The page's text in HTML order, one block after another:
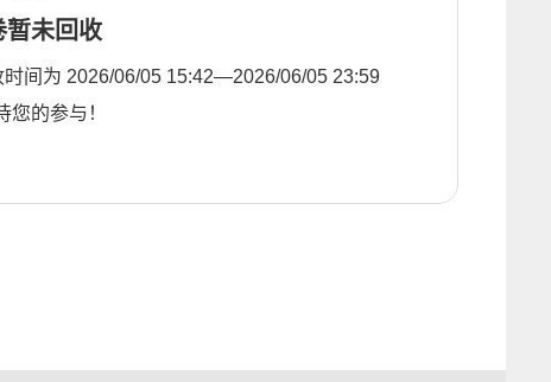
暂未回收
间为 2026/06/05 15:42—2026/06/05 23:59
您的参与！